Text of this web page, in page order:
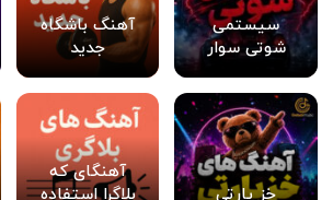
سیستمی
شوتی سوار
آهنگ باشگاه
جدید
خز پارتی
آهنگای که
بلاگرا استفاده